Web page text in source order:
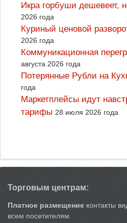
Икра горбуши дешевеет,
2026 года
Куриный ценовой
2026 года
Коммуникационная
августа 2026 года
Потерянные Рубли на
года
Маркетплейсы идут
тарифы 28 июля 2026 года
Торговым центрам:
Платное размещение контакты
всем посетителям